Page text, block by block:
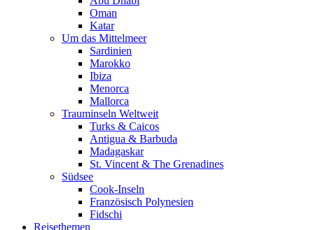
Oman
Katar
Um das Mittelmeer
Sardinien
Marokko
Ibiza
Menorca
Mallorca
Trauminseln Weltweit
Turks & Caicos
Antigua & Barbuda
Madagaskar
St. Vincent & The Grenadines
Südsee
Cook-Inseln
Französisch Polynesien
Fidschi
Reisethemen